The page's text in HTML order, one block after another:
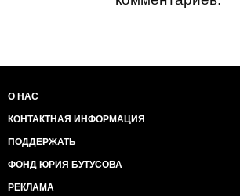
О НАС
КОНТАКТНАЯ ИНФОРМАЦИЯ
ПОДДЕРЖАТЬ
ФОНД ЮРИЯ БУТУСОВА
РЕКЛАМА